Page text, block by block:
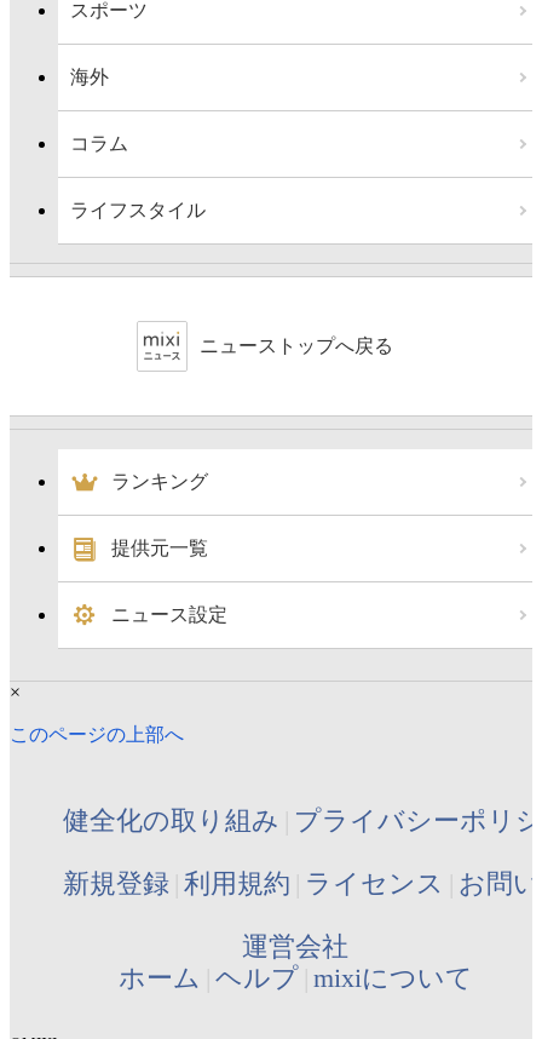
スポーツ
海外
コラム
ライフスタイル
ニューストップへ戻る
ランキング
提供元一覧
ニュース設定
×
このページの上部へ
健全化の取り組み プライバシーポリ
新規登録 利用規約 ライセンス お問
運営会社
ホーム ヘルプ mixiについて